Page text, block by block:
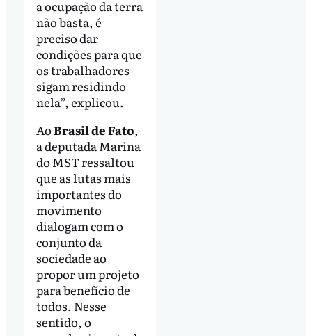
a ocupação da terra
não basta, é
preciso dar
condições para que
os trabalhadores
sigam residindo
nela”, explicou.
AoBrasil de Fato,
a deputada Marina
do MST ressaltou
que as lutas mais
importantes do
movimento
dialogam com o
conjunto da
sociedade ao
propor um projeto
para benefício de
todos. Nesse
sentido, o